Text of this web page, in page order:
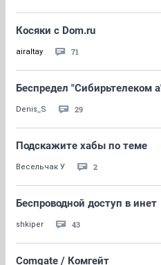
Косяки с Dom.ru
airaltay 71
Беспредел "Сибирьтелеком
Denis_S 29
Подскажите хабы по теме
Весельчак У 2
Беспроводной доступ в инет
shkiper 43
Comgate / Комгейт